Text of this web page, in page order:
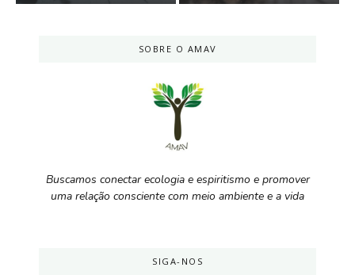
SOBRE O AMAV
Buscamos conectar ecologia e espiritismo e promover
uma relação consciente com meio ambiente e a vida
SIGA-NOS